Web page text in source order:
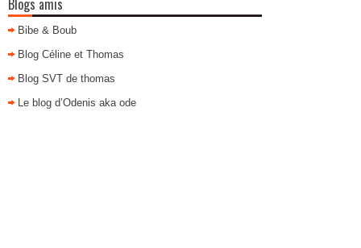
Blogs amis
Bibe & Boub
Blog Céline et Thomas
Blog SVT de thomas
Le blog d’Odenis aka ode